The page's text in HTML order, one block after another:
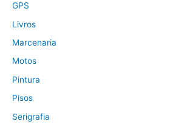
GPS
Livros
Marcenaria
Motos
Pintura
Pisos
Serigrafia